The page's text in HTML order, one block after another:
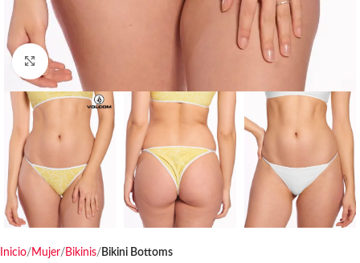
Haga clic para ampliar
Inicio Mujer Bikinis Bikini Bottoms